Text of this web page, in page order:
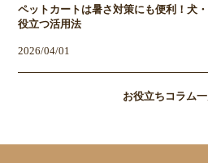
ペットカートは暑さ対策にも便利！犬
役立つ活用法
2026/04/01
お役立ちコラム